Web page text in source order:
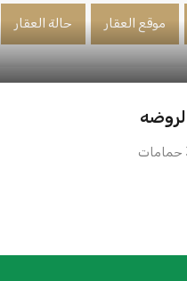
موقع العقار حالة العقار